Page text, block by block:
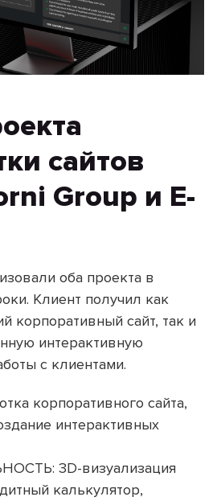
сайтов
Group и E-
оба проекта в
Клиент получил как
корпоративный сайт, так и
интерактивную
с клиентами.
корпоративного сайта,
интерактивных
3D-визуализация
калькулятор,